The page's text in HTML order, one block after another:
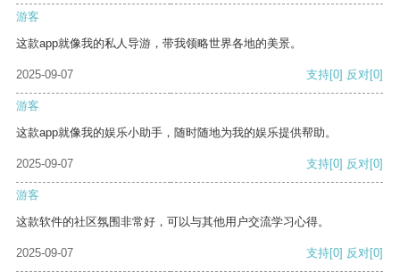
游客
这款app就像我的私人导游，带我领略世界各地的美景。
2025-09-07 支持[0] 反对[0]
游客
这款app就像我的娱乐小助手，随时随地为我的娱乐提供帮助。
2025-09-07 支持[0] 反对[0]
游客
这款软件的社区氛围非常好，可以与其他用户交流学习心得。
2025-09-07 支持[0] 反对[0]